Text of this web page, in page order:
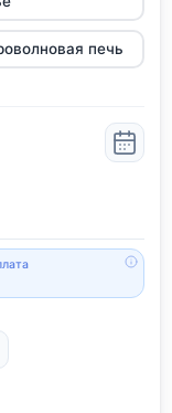
печь